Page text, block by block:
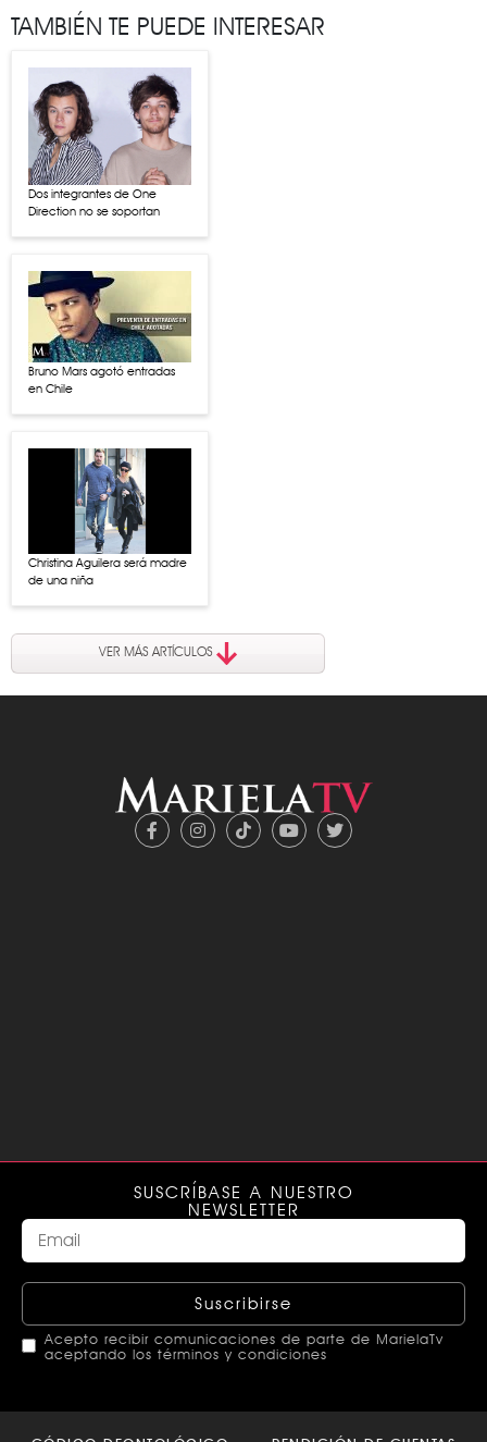
TAMBIÉN TE PUEDE INTERESAR
Dos integrantes de One
Direction no se soportan
Bruno Mars agotó entradas
en Chile
Christina Aguilera será madre
de una niña
VER MÁS ARTÍCULOS
SUSCRÍBASE A NUESTRO
NEWSLETTER
Suscribirse
Acepto recibir comunicaciones de parte de MarielaTv
aceptando los términos y condiciones